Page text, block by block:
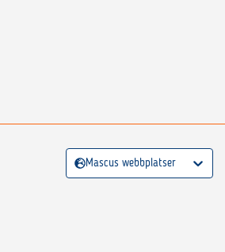
Mascus webbplatser